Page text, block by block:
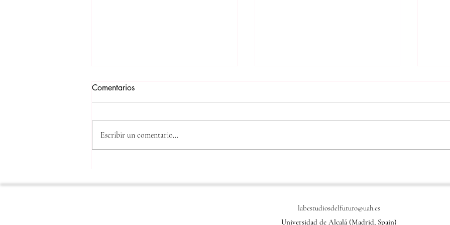
la inteligencia artificial
Comentarios
Escribir un comentario...
labestudiosdelfuturo@uah.es
Universidad de Alcalá (Madrid, Spain)